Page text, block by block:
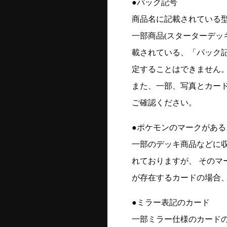
●パック記号
商品名に記載されている
一部商品(スターターデ
載されている、「パック
定することはできません
また、一部、写真とカー
ご確認ください。
●ポケモンのマークがあ
一部のデッキ商品などに
れておりますが、 そのマ
が存在するカードの場合
●ミラー表記のカード
一部ミラー仕様のカード